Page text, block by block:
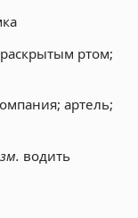
раскрытым ртом;
артель;
водить